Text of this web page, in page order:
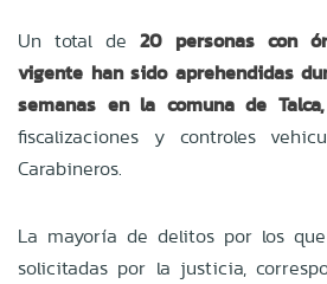
Un total de 20 personas con
vigente han sido aprehendidas
semanas en la comuna de Talca,
fiscalizaciones y controles
Carabineros.
La mayoría de delitos por los
solicitadas por la justicia,